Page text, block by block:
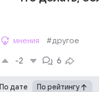
мнения #другое
-2 6
По дате По рейтингу